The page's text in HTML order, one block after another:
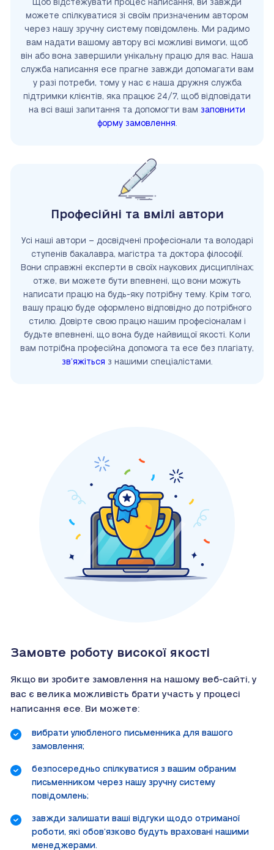
Щоб відстежувати процес написання, ви завжди
можете спілкуватися зі своїм призначеним автором
через нашу зручну систему повідомлень. Ми радимо
вам надати вашому автору всі можливі вимоги, щоб
він або вона завершили унікальну працю для вас. Наша
служба написання есе прагне завжди допомагати вам
у разі потреби, тому у нас є наша дружня служба
підтримки клієнтів, яка працює 24/7, щоб відповідати
на всі ваші запитання та допомогти вам заповнити
форму замовлення.
Професійні та вмілі автори
Усі наші автори – досвідчені професіонали та володарі
ступенів бакалавра, магістра та доктора філософії.
Вони справжні експерти в своїх наукових дисциплінах;
отже, ви можете бути впевнені, що вони можуть
написати працю на будь-яку потрібну тему. Крім того,
вашу працю буде оформлено відповідно до потрібного
стилю. Довірте свою працю нашим професіоналам і
будьте впевнені, що вона буде найвищої якості. Коли
вам потрібна професійна допомога та есе без плагіату,
зв’яжіться з нашими спеціалістами.
Замовте роботу високої якості
Якщо ви зробите замовлення на нашому веб-сайті, у
вас є велика можливість брати участь у процесі
написання есе. Ви можете:
вибрати улюбленого письменника для вашого
замовлення;
безпосередньо спілкуватися з вашим обраним
письменником через нашу зручну систему
повідомлень;
завжди залишати ваші відгуки щодо отриманої
роботи, які обов’язково будуть враховані нашими
менеджерами.